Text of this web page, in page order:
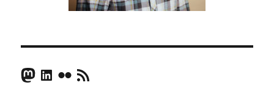
Mastodon
LinkedIn
FlickrRSS Feed